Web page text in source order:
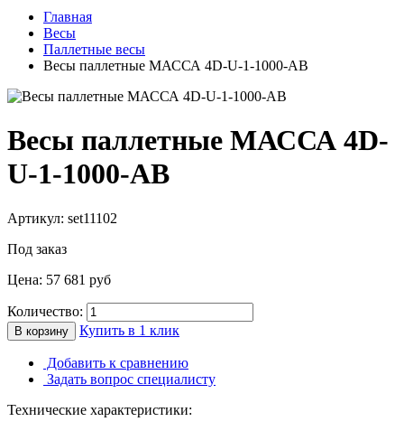
Главная
Весы
Паллетные весы
Весы паллетные МАССА 4D-U-1-1000-AB
Весы паллетные МАССА 4D-
U-1-1000-AB
Артикул: set11102
Под заказ
Цена: 57 681 руб
Количество:
В корзину Купить в 1 клик
Добавить к сравнению
Задать вопрос специалисту
Технические характеристики: